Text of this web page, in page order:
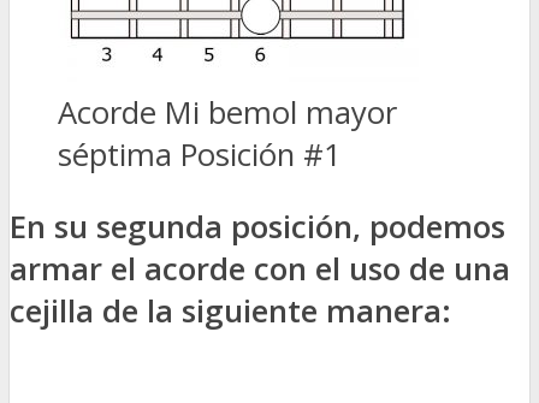
Acorde Mi bemol mayor
séptima Posición #1
En su segunda posición, podemos
armar el acorde con el uso de una
cejilla de la siguiente manera: